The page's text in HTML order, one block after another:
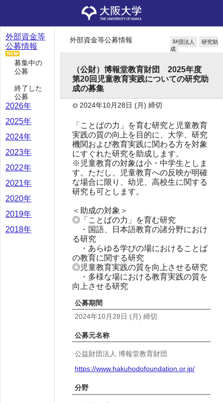
外部資金等
公募情報
募集中の
公募
終了した
公募
2026年
2025年
2024年
2023年
2022年
2021年
2020年
2019年
2018年
外部資金等公募情報 財団法人
研究助
成
（公財）博報堂教育財団 2025年度
第20回児童教育実践についての研究助
成の募集
2024年10月28日 (月) 締切
「ことばの力」を育む研究と児童教育
実践の質の向上を目的に、大学、研究
機関および教育実践に関わる方を対象
にすぐれた研究を助成します。
※児童教育の対象は小・中学生としま
す。ただし、児童教育への反映が明確
な場合に限り、幼児、高校生に関する
研究も可とします。
＜助成の対象＞
◎「ことばの力」を育む研究
・国語、日本語教育の諸分野におけ
る研究
・あらゆる学びの場におけることば
の教育に関する研究
◎児童教育実践の質を向上させる研究
・多様な場における教育実践の質を
向上させる研究
公募期間
2024年10月28日 (月) 締切
公募元名称
公益財団法人 博報堂教育財団
https://www.hakuhodofoundation.or.jp/
分野